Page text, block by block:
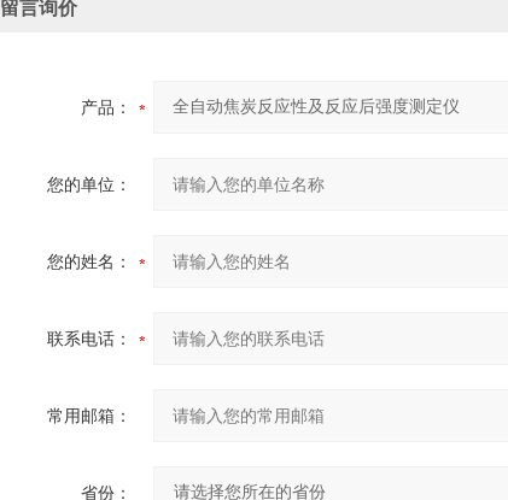
留言询价
产品：
您的单位：
您的姓名：
联系电话：
常用邮箱：
省份：